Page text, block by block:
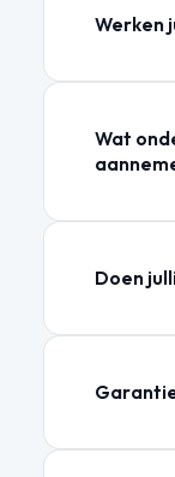
Werken
Wat
Doen